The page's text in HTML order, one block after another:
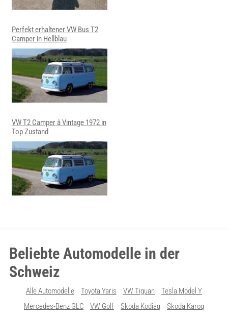
Perfekt erhaltener VW Bus T2
Camper in Hellblau
VW T2 Camper â Vintage 1972 in
Top Zustand
Beliebte Automodelle in der
Schweiz
Alle Automodelle Toyota Yaris VW Tiguan
Tesla Model Y
Mercedes-Benz GLC
VW Golf Skoda Kodiaq
Skoda Karoq